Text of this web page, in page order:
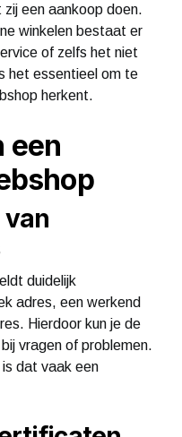
een aankoop doen.
winkelen bestaat er
of zelfs het niet
het essentieel om te
herkent.
een
duidelijk
adres, een werkend
Hierdoor kun je de
vragen of problemen.
dat vaak een